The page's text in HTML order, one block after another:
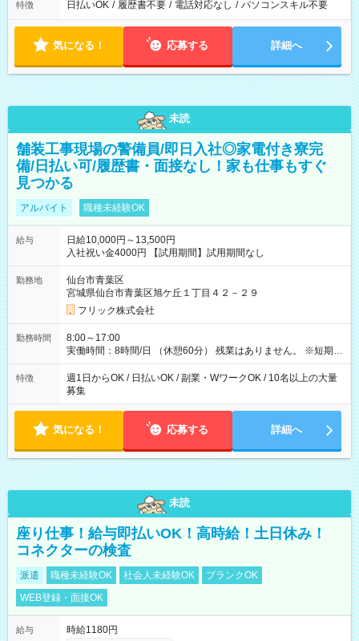
特徴 日払いOK / 履歴書不要 / 電話対応なし / パソコンスキル不要
気になる！ 応募する 詳細へ
未読
舗装工事現場の警備員/即日入社◎家電付き寮完
備/日払い可/履歴書・面接なし！家も仕事もすぐ
見つかる
アルバイト 職種未経験OK
給与
日給10,000円～13,500円
入社祝い金4000円 【試用期間】試用期間なし
勤務地
仙台市青葉区
宮城県仙台市青葉区旭ケ丘１丁目４２－２９
フリック株式会社
勤務時間
8:00～17:00
実働時間：8時間/日 （休憩60分） 残業はありません。 ※短期の
募集は行っておりません。予めご了承くださいませ。
特徴
週1日からOK / 日払いOK / 副業・WワークOK / 10名以上の大量
募集
気になる！ 応募する 詳細へ
未読
座り仕事！給与即払いOK！高時給！土日休み！
コネクターの検査
派遣 職種未経験OK 社会人未経験OK
ブランクOK
WEB登録・面接OK
給与
時給1180円